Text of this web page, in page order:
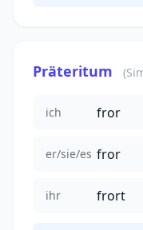
Präteritum
ich fror
er/sie/es fror
ihr frort